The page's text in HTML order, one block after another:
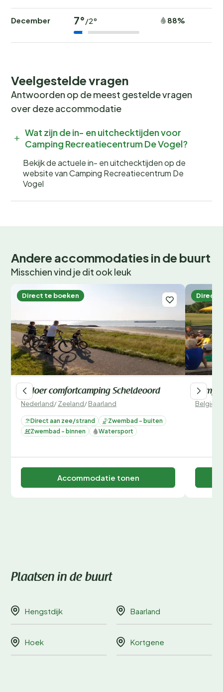
Boek nu jouw onvergetelijke
vakantie
plek bij
Camping Recreatiecentrum De Vogel
beleef een onvergetelijke kampeervakantie! Wees er
snel bij, want populaire periodes zijn snel volgeboekt.
Wacht niet langer en verzeker jezelf van een plek op
prachtige Zeeland.
December 7°/2° 88%
Veelgestelde vragen
Antwoorden op de meest gestelde vragen
over deze accommodatie
Wat zijn de in- en uitchecktijden voor
Camping Recreatiecentrum De Vogel?
Bekijk de actuele in- en uitchecktijden op de
website van Camping Recreatiecentrum De
Vogel
Andere accommodaties in de buurt
Misschien vind je dit ook leuk
Direct te boeken
Ardoer comfortcamping Scheldeoord
Nederland/Zeeland/Baarland
Direct aan zee/strand
Zwembad - buiten
Zwembad - binnen
Watersport
Accommodatie tonen
Direct
België
Plaatsen in de buurt
Hengstdijk Baarland
Hoek Kortgene